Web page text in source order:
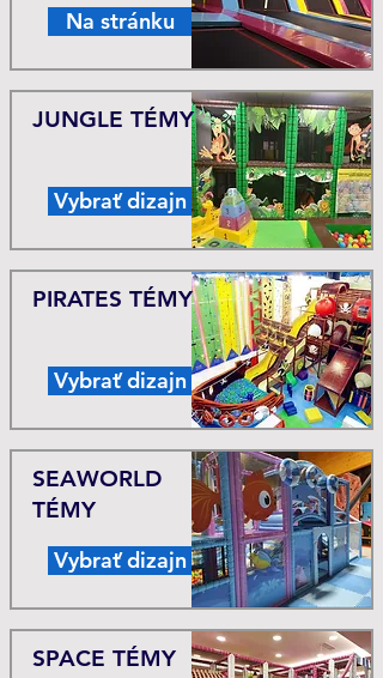
Na stránku
Vybrať dizajn
JUNGLE TÉMY
Vybrať dizajn
PIRATES TÉMY
Vybrať dizajn
SEAWORLD
TÉMY
SPACE TÉMY